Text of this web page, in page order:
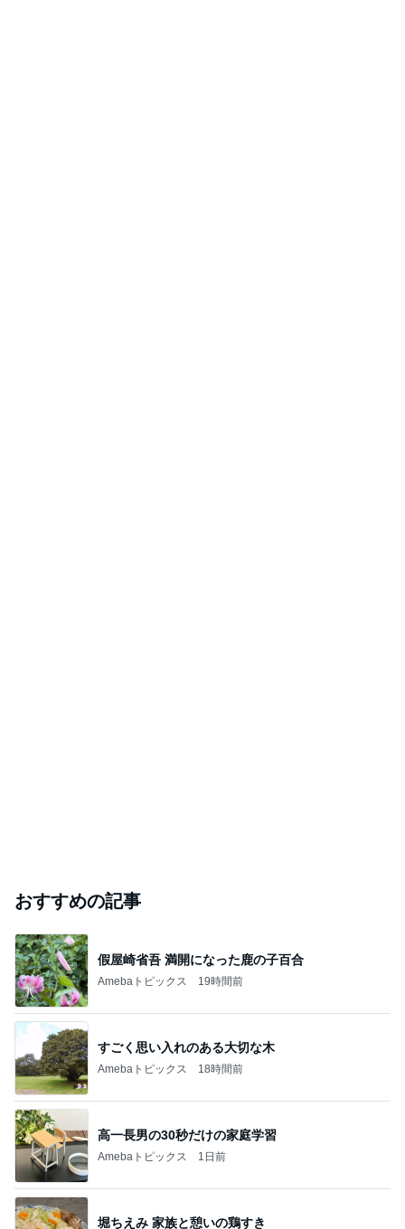
おすすめの記事
假屋崎省吾 満開になった鹿の子百合
Amebaトピックス 19時間前
すごく思い入れのある大切な木
Amebaトピックス 18時間前
高一長男の30秒だけの家庭学習
Amebaトピックス 1日前
堀ちえみ 家族と憩いの鶏すき